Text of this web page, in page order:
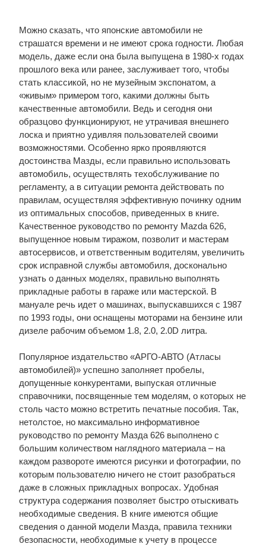
Можно сказать, что японские автомобили не
страшатся времени и не имеют срока годности. Любая
модель, даже если она была выпущена в 1980-х годах
прошлого века или ранее, заслуживает того, чтобы
стать классикой, но не музейным экспонатом, а
«живым» примером того, какими должны быть
качественные автомобили. Ведь и сегодня они
образцово функционируют, не утрачивая внешнего
лоска и приятно удивляя пользователей своими
возможностями. Особенно ярко проявляются
достоинства Мазды, если правильно использовать
автомобиль, осуществлять техобслуживание по
регламенту, а в ситуации ремонта действовать по
правилам, осуществляя эффективную починку одним
из оптимальных способов, приведенных в книге.
Качественное руководство по ремонту Mazda 626,
выпущенное новым тиражом, позволит и мастерам
автосервисов, и ответственным водителям, увеличить
срок исправной службы автомобиля, досконально
узнать о данных моделях, правильно выполнять
прикладные работы в гараже или мастерской. В
мануале речь идет о машинах, выпускавшихся с 1987
по 1993 годы, они оснащены моторами на бензине или
дизеле рабочим объемом 1.8, 2.0, 2.0D литра.
Популярное издательство «АРГО-АВТО (Атласы
автомобилей)» успешно заполняет пробелы,
допущенные конкурентами, выпуская отличные
справочники, посвященные тем моделям, о которых не
столь часто можно встретить печатные пособия. Так,
нетолстое, но максимально информативное
руководство по ремонту Мазда 626 выполнено с
большим количеством наглядного материала – на
каждом развороте имеются рисунки и фотографии, по
которым пользователю ничего не стоит разобраться
даже в сложных прикладных вопросах. Удобная
структура содержания позволяет быстро отыскивать
необходимые сведения. В книге имеются общие
сведения о данной модели Мазда, правила техники
безопасности, необходимые к учету в процессе